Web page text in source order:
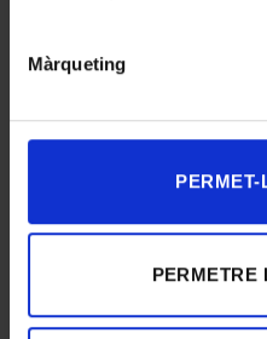
Màrqueting
PERMET-
PERMETRE